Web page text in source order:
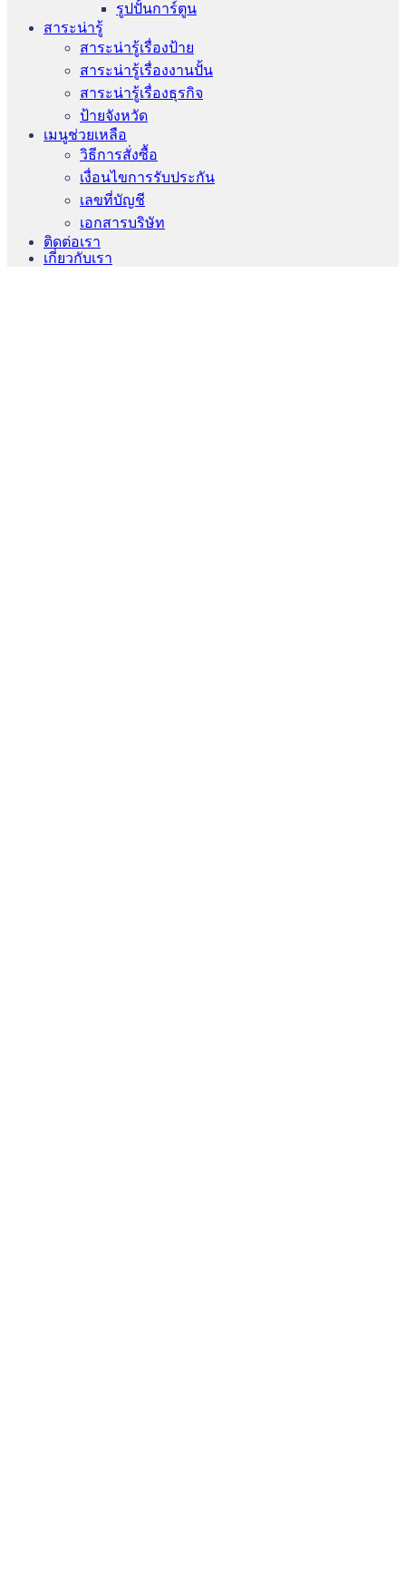
รูปปั้นการ์ตูน
สาระน่ารู้
สาระน่ารู้เรื่องป้าย
สาระน่ารู้เรื่องงานปั้น
สาระน่ารู้เรื่องธุรกิจ
ป้ายจังหวัด
เมนูช่วยเหลือ
วิธีการสั่งซื้อ
เงื่อนไขการรับประกัน
เลขที่บัญชี
เอกสารบริษัท
ติดต่อเรา
เกี่ยวกับเรา